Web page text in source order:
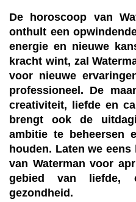
De horoscoop van
onthult een
energie en nieuwe
kracht wint, zal
voor nieuwe
professioneel. De
creativiteit, liefde en
brengt ook de
ambitie te beheersen
houden. Laten we
van Waterman voor
gebied van liefde,
gezondheid.